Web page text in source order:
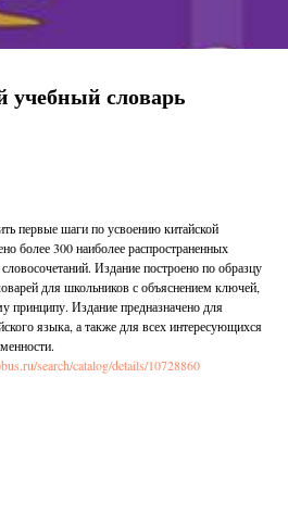
учебный словарь
первые шаги по усвоению китайской
более 300 наиболее распространенных
Издание построено по образцу
для школьников с объяснением ключей,
принципу. Издание предназначено для
языка, а также для всех интересующихся
search/catalog/details/10728860